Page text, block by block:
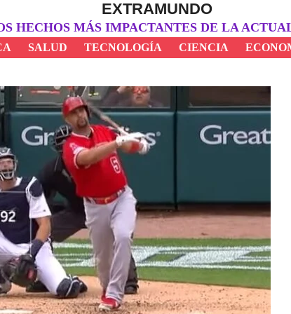
EXTRAMUNDO
HECHOS MÁS IMPACTANTES DE LA
SALUD TECNOLOGÍA CIENCIA